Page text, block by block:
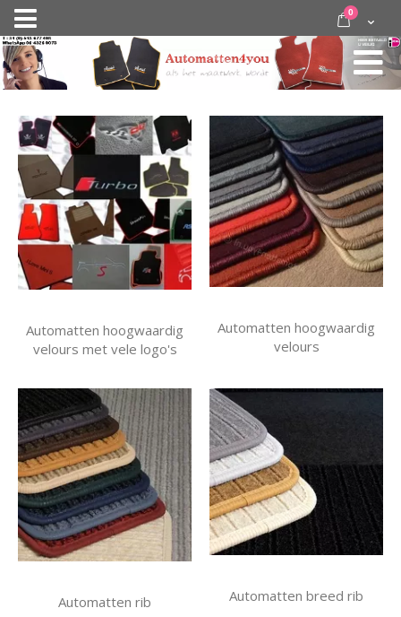
Nav
activeren
door
inhoud
Cart
0 items
Automatten hoogwaardig
velours met vele logo's
Automatten hoogwaardig
velours
Automatten rib Automatten breed rib